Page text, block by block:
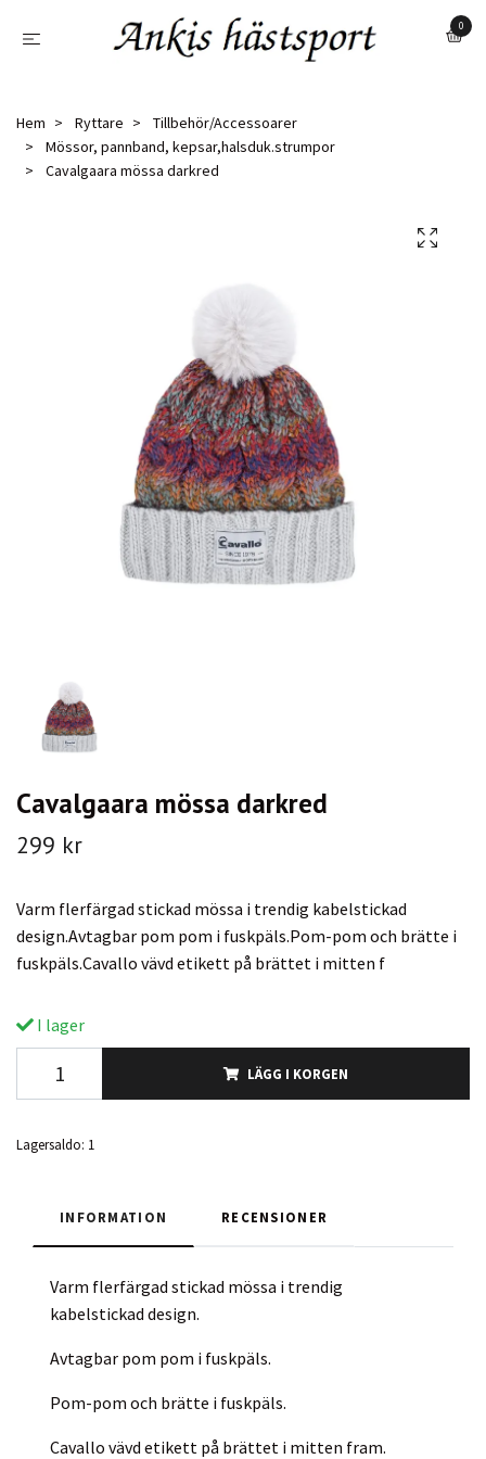
0
Hem Ryttare
Tillbehör/Accessoarer
Mössor, pannband, kepsar,halsduk.strumpor
Cavalgaara mössa darkred
Cavalgaara mössa darkred
299 kr
Varm flerfärgad stickad mössa i trendig kabelstickad
design.Avtagbar pom pom i fuskpäls.Pom-pom och brätte i
fuskpäls.Cavallo vävd etikett på brättet i mitten f
I lager
LÄGG I KORGEN
Lagersaldo: 1
INFORMATION RECENSIONER
Varm flerfärgad stickad mössa i trendig
kabelstickad design.
Avtagbar pom pom i fuskpäls.
Pom-pom och brätte i fuskpäls.
Cavallo vävd etikett på brättet i mitten fram.